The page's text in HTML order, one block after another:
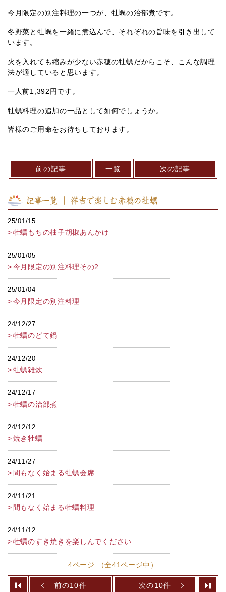
今月限定の別注料理の一つが、牡蠣の治部煮です。
冬野菜と牡蠣を一緒に煮込んで、それぞれの旨味を引き出して
います。
火を入れても縮みが少ない赤穂の牡蠣だからこそ、こんな調理
法が適していると思います。
一人前1,392円です。
牡蠣料理の追加の一品として如何でしょうか。
皆様のご用命をお待ちしております。
前の記事 一覧 次の記事
記事一覧 ｜ 祥吉で楽しむ赤穂の牡蠣
25/01/15
牡蠣もちの柚子胡椒あんかけ
25/01/05
今月限定の別注料理その2
25/01/04
今月限定の別注料理
24/12/27
牡蠣のどて鍋
24/12/20
牡蠣雑炊
24/12/17
牡蠣の治部煮
24/12/12
焼き牡蠣
24/11/27
間もなく始まる牡蠣会席
24/11/21
間もなく始まる牡蠣料理
24/11/12
牡蠣のすき焼きを楽しんでください
4ページ （全41ページ中）
前の10件 次の10件